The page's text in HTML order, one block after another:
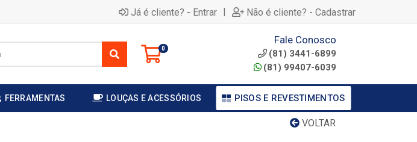
Já é cliente? - Entrar | Não é cliente? - Cadastrar
0
Fale Conosco
(81) 3441-6899
(81) 99407-6039
FERRAMENTAS LOUÇAS E ACESSÓRIOS PISOS E REVESTIMENTOS
VOLTAR